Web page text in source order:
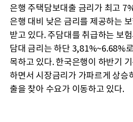
은행 주택담보대출 금리가 최고
은행 대비 낮은 금리를 제공하는
받고 있다. 주담대를 취급하는 보
담대 금리는 하단 3,81%~6.68%
목하고 있다. 한국은행이 하반기
하면서 시장금리가 가파르게 상승
출을 찾아 수요가 이동하고 있다.